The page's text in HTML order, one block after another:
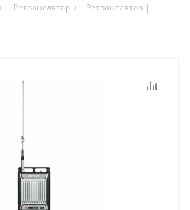
- Ретрансляторы - Ретранслятор |